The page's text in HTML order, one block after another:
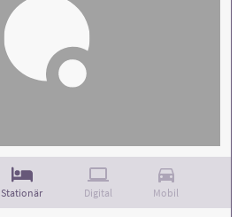
Stationär Digital Mobil